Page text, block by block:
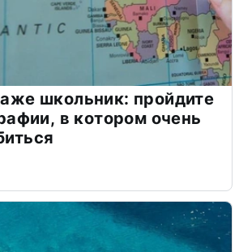
школьник: пройдите
в котором очень